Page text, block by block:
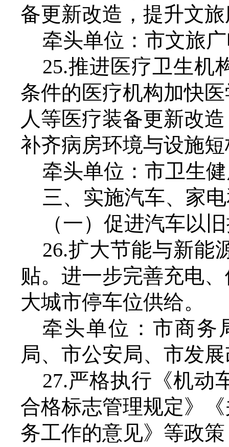
备更新改造，提升文
牵头单位：市文旅
25.推进医疗卫生机
条件的医疗机构加快
人等医疗装备更新改
补齐病房环境与设施
牵头单位：市卫生
三、实施汽车、家
（一）促进汽车以
26.扩大节能与新能
贴。进一步完善充电
大城市停车位供给。
牵头单位：市商务
局、市公安局、市发
27.严格执行《机动
合格标志管理规定》
务工作的意见》等政